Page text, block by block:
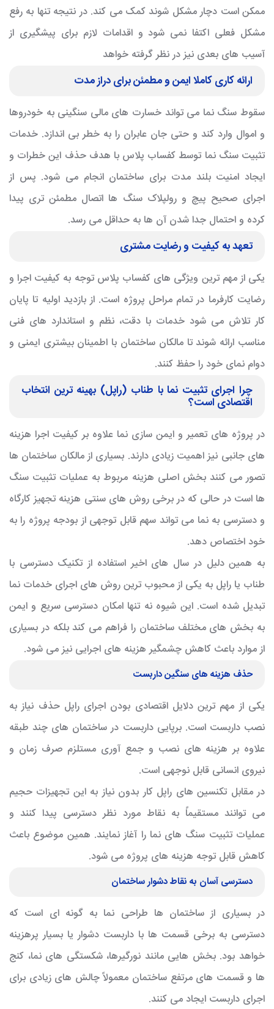
ممکن است دچار مشکل شوند کمک می کند. در نتیجه تنها به رفع
مشکل فعلی اکتفا نمی شود و اقدامات لازم برای پیشگیری از
آسیب های بعدی نیز در نظر گرفته خواهد
ارائه کاری کاملا ایمن و مطمئن برای دراز مدت
سقوط سنگ نما می تواند خسارت های مالی سنگینی به خودروها
و اموال وارد کند و حتی جان عابران را به خطر بی اندازد. خدمات
تثبیت سنگ نما توسط کفساب پلاس با هدف حذف این خطرات و
ایجاد امنیت بلند مدت برای ساختمان انجام می شود. پس از
اجرای صحیح پیچ و رولپلاک سنگ ها اتصال مطمئن تری پیدا
کرده و احتمال جدا شدن آن ها به حداقل می رسد.
تعهد به کیفیت و رضایت مشتری
یکی از مهم ترین ویژگی های کفساب پلاس توجه به کیفیت اجرا و
رضایت کارفرما در تمام مراحل پروژه است. از بازدید اولیه تا پایان
کار تلاش می شود خدمات با دقت، نظم و استاندارد های فنی
مناسب ارائه شوند تا مالکان ساختمان با اطمینان بیشتری ایمنی و
دوام نمای خود را حفظ کنند.
چرا اجرای تثبیت نما با طناب (راپل) بهینه ترین انتخاب
اقتصادی است؟
در پروژه های تعمیر و ایمن سازی نما علاوه بر کیفیت اجرا هزینه
های جانبی نیز اهمیت زیادی دارند. بسیاری از مالکان ساختمان ها
تصور می کنند بخش اصلی هزینه مربوط به عملیات تثبیت سنگ
ها است در حالی که در برخی روش های سنتی هزینه تجهیز کارگاه
و دسترسی به نما می تواند سهم قابل توجهی از بودجه پروژه را به
خود اختصاص دهد.
به همین دلیل در سال های اخیر استفاده از تکنیک دسترسی با
طناب یا راپل به یکی از محبوب ترین روش های اجرای خدمات نما
تبدیل شده است. این شیوه نه تنها امکان دسترسی سریع و ایمن
به بخش های مختلف ساختمان را فراهم می کند بلکه در بسیاری
از موارد باعث کاهش چشمگیر هزینه های اجرایی نیز می شود.
حذف هزینه های سنگین داربست
یکی از مهم ترین دلایل اقتصادی بودن اجرای راپل حذف نیاز به
نصب داربست است. برپایی داربست در ساختمان های چند طبقه
علاوه بر هزینه های نصب و جمع آوری مستلزم صرف زمان و
نیروی انسانی قابل نوجهی است.
در مقابل تکنسین های راپل کار بدون نیاز به این تجهیزات حجیم
می توانند مستقیماً به نقاط مورد نظر دسترسی پیدا کنند و
عملیات تثبیت سنگ های نما را آغاز نمایند. همین موضوع باعث
کاهش قابل توجه هزینه های پروژه می شود.
دسترسی آسان به نقاط دشوار ساختمان
در بسیاری از ساختمان ها طراحی نما به گونه ای است که
دسترسی به برخی قسمت ها با داربست دشوار یا بسیار پرهزینه
خواهد بود. بخش هایی مانند نورگیرها، شکستگی های نما، کنج
ها و قسمت های مرتفع ساختمان معمولاً چالش های زیادی برای
اجرای داربست ایجاد می کنند.